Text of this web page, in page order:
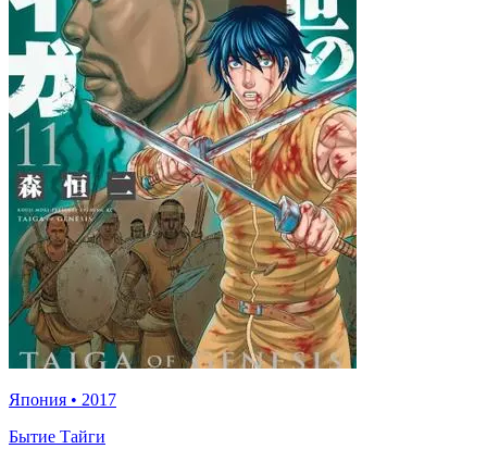
Япония • 2017
Бытие Тайги